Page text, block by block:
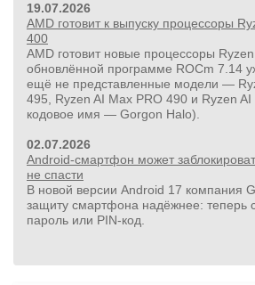
19.07.2026
AMD готовит к выпуску процессоры
400
AMD готовит новые процессоры
обновлённой программе ROCm 7.14
ещё не представленные модели —
495, Ryzen AI Max PRO 490 и Ryzen
кодовое имя — Gorgon Halo).
02.07.2026
Android-смартфон может
не спасти
В новой версии Android 17 компания
защиту смартфона надёжнее: теперь
пароль или PIN‑код.